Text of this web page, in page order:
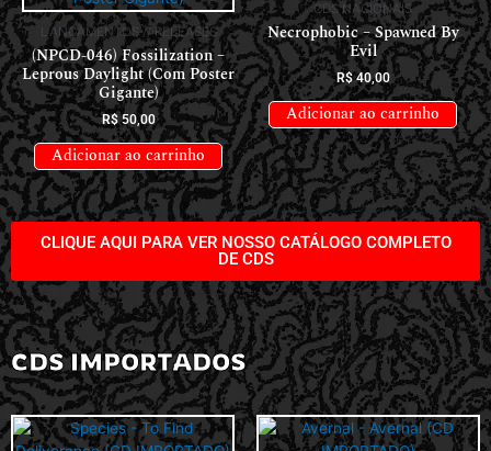
LANÇAMENTOS // RELEASES
(NPCD-046) Fossilization –
Leprous Daylight (Com Poster
Gigante)
R$50,00
Adicionar ao carrinho
CDS NACIONAIS
Necrophobic – Spawned By
Evil
R$40,00
Adicionar ao carrinho
CLIQUE AQUI PARA VER NOSSO CATÁLOGO COMPLETO
DE CDS
CDS IMPORTADOS